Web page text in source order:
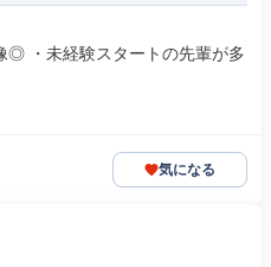
・未経験スタートの先輩が多
気になる